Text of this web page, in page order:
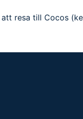
resa till Cocos